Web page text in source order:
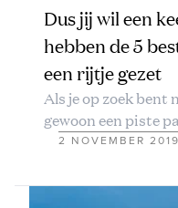
Dus jij wil een
hebben de 5
een rijtje gezet
Als je op zoek bent
gewoon een piste
2 NOVEMBER